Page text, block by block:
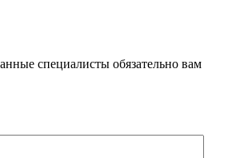
специалисты обязательно вам